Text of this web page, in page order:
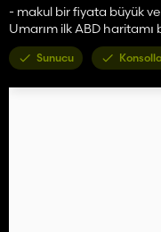
- makul bir fiyata büyük
Umarım ilk ABD haritamı
Sunucu